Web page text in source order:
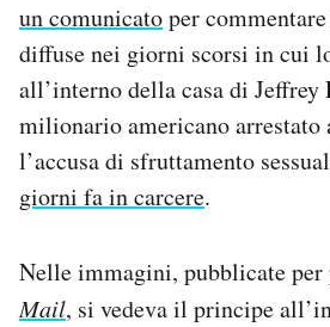
AREA PERSONALE
Area Personale
Newsletter
Notifiche mobile
Hai bisogno di aiuto?
un comunicatoper
diffuse nei giorni scorsi in cui
all’interno della casa di
milionario americano arrestato
l’accusa di sfruttamento
giorni fa in carcere.
Nelle immagini, pubblicate
Mail, si vedeva il principe